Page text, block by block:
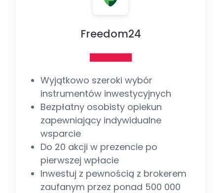
Freedom24
Wyjątkowo szeroki wybór
instrumentów inwestycyjnych
Bezpłatny osobisty opiekun
zapewniający indywidualne
wsparcie
Do 20 akcji w prezencie po
pierwszej wpłacie
Inwestuj z pewnością z brokerem
zaufanym przez ponad 500 000